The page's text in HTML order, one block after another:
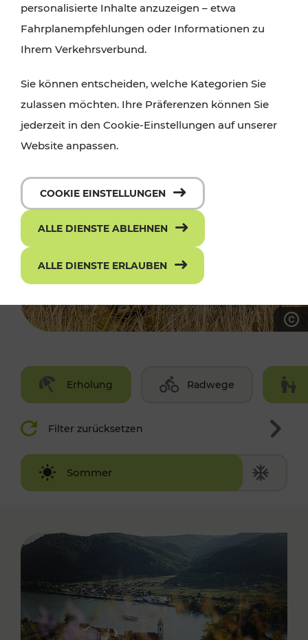
Erholung Radwege
Filter zurücksetzen
Sommer
Winter
personalisierte Inhalte anzuzeigen – etwa
Fahrplanempfehlungen oder Informationen zu
Ihrem Verkehrsverbund.
Sie können entscheiden, welche Kategorien Sie
zulassen möchten. Ihre Präferenzen können Sie
jederzeit in den Cookie-Einstellungen auf unserer
Website anpassen.
COOKIE EINSTELLUNGEN
ALLE DIENSTE ABLEHNEN
ALLE DIENSTE ERLAUBEN